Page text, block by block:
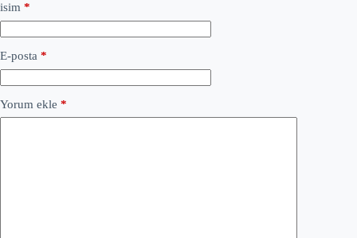
isim *
E-posta *
Yorum ekle *